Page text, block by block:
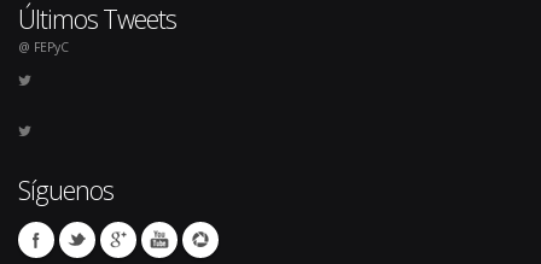
Últimos Tweets
@ FEPyC
Síguenos